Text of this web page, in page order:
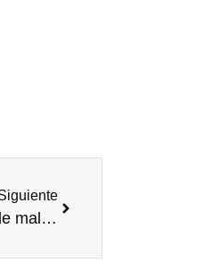
«Voluntariado corporativo: basta de malgastar recursos», por Antonio Vives